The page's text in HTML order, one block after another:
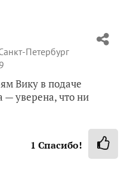
Петербург
Вику в подаче
— уверена, что ни
1 Спасибо!